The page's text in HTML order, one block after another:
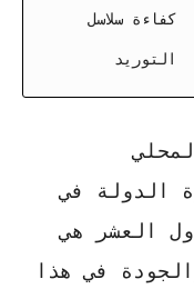
كفاءة سلاسل
التوريد
الدولة في
العشر هي
في هذا